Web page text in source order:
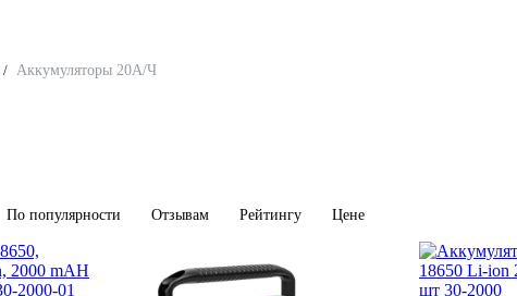
/ Аккумуляторы 20А/Ч
По популярности Отзывам Рейтингу Цене